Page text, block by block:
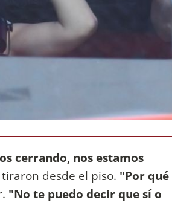
cerrando, nos estamos
tiraron desde el piso. "Por qué
"No te puedo decir que sí o